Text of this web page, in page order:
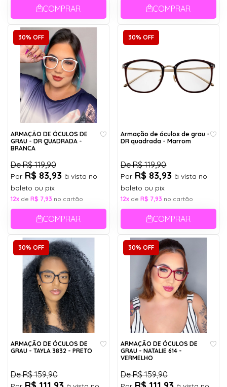
COMPRAR COMPRAR
30% OFF
ARMAÇÃO DE ÓCULOS DE
GRAU - DR QUADRADA -
BRANCA
DeR$ 119,90
Por R$ 83,93 à vista no
boleto ou pix
12x de R$ 7,93 no cartão
COMPRAR
30% OFF
Armação de óculos de grau -
DR quadrada - Marrom
DeR$ 119,90
Por R$ 83,93 à vista no
boleto ou pix
12x deR$ 7,93 no cartão
COMPRAR
30% OFF
ARMAÇÃO DE ÓCULOS DE
GRAU - TAYLA 3832 - PRETO
DeR$ 159,90
30% OFF
ARMAÇÃO DE ÓCULOS DE
GRAU - NATALIE 614 -
VERMELHO
DeR$ 159,90